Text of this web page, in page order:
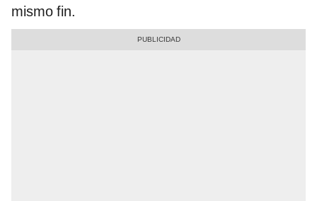
mismo fin.